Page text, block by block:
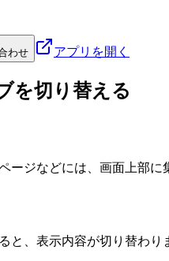
わせ アプリを開く
を切り替える
ージなどには、画面上部
と、表示内容が切り替わ